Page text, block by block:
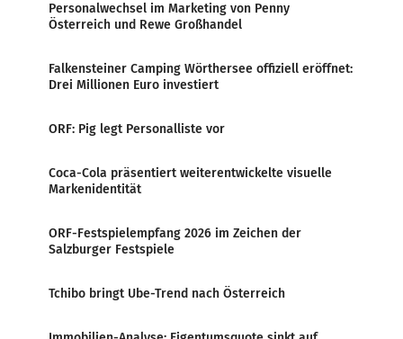
Personalwechsel im Marketing von Penny
Österreich und Rewe Großhandel
Falkensteiner Camping Wörthersee offiziell eröffnet:
Drei Millionen Euro investiert
ORF: Pig legt Personalliste vor
Coca-Cola präsentiert weiterentwickelte visuelle
Markenidentität
ORF-Festspielempfang 2026 im Zeichen der
Salzburger Festspiele
Tchibo bringt Ube-Trend nach Österreich